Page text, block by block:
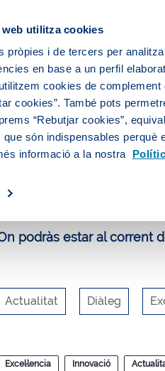
utilitza cookies
pròpies i de tercers per
en base a un perfil
cookies de
cookies”. També pots
“Rebutjar cookies”,
són indispensables perquè
informació a la nostra
El teu servei d'aigua
educa i participa Blog
podràs estar al corrent
Actualitat Diàleg
Excel·lencia Innovació